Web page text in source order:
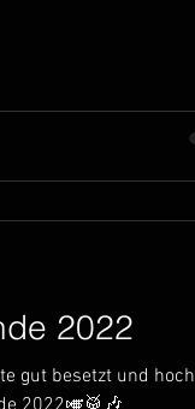
2022
gut besetzt und hoch